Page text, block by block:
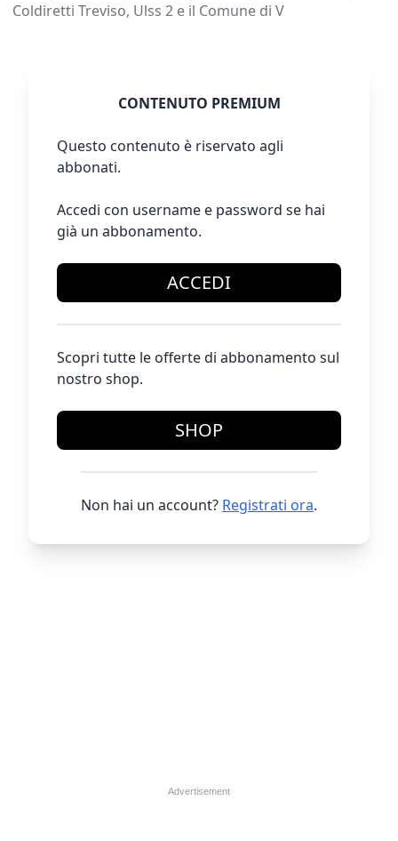
Coldiretti Treviso, Ulss 2 e il Comune di V
CONTENUTO PREMIUM
Questo contenuto è riservato agli
abbonati.
Accedi con username e password se hai
già un abbonamento.
ACCEDI
Scopri tutte le offerte di abbonamento sul
nostro shop.
SHOP
Non hai un account? Registrati ora.